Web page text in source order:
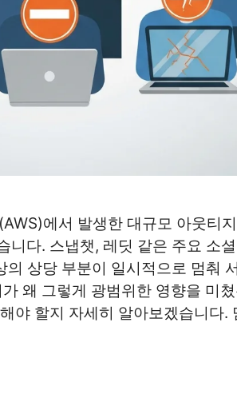
에서 발생한 대규모 아웃티
니다. 스냅챗, 레딧 같은 주요 소
상당 부분이 일시적으로 멈춰
왜 그렇게 광범위한 영향을 미
야 할지 자세히 알아보겠습니다.